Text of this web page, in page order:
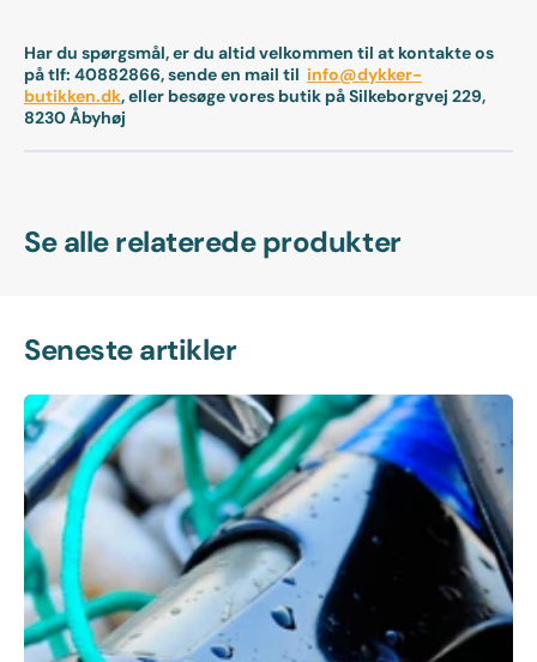
Har du spørgsmål, er du altid velkommen til at kontakte os
på tlf: 40882866, sende en mail til info@dykker-
butikken.dk, eller besøge vores butik på Silkeborgvej 229,
8230 Åbyhøj
Se alle relaterede produkter
Seneste artikler